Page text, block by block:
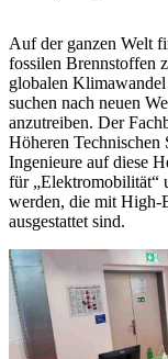
Auf der ganzen Welt
fossilen Brennstoffen
globalen
suchen nach neuen
anzutreiben. Der
Höheren
Ingenieure auf diese
für „Elektromobilität“
werden, die mit High-
ausgestattet sind.